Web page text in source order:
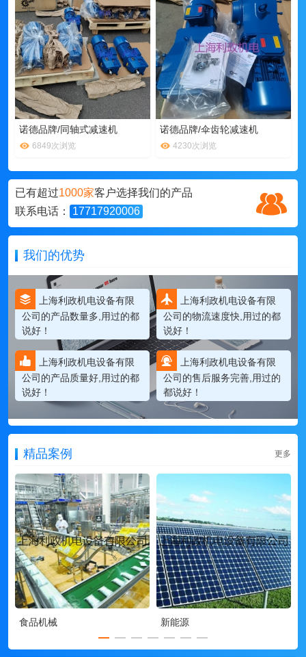
诺德品牌/同轴式减速机
6849次浏览
诺德品牌/伞齿轮减速机
4230次浏览
已有超过1000家客户选择我们的产品
联系电话：
17717920006
我们的优势
上海利政机电设备有限
公司的产品数量多,用过的都
说好！
上海利政机电设备有限
公司的物流速度快,用过的都
说好！
上海利政机电设备有限
公司的产品质量好,用过的都
说好！
上海利政机电设备有限
公司的售后服务完善,用过的
都说好！
精品案例 更多
食品机械 新能源